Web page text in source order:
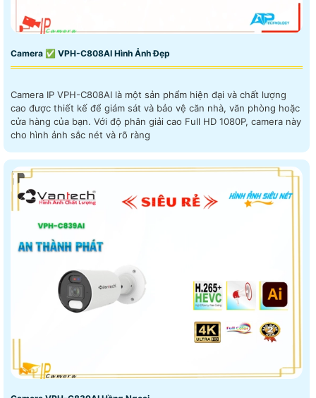
Camera ✅ VPH-C808AI Hình Ảnh Đẹp
Camera IP VPH-C808AI là một sản phẩm hiện đại và chất lượng
cao được thiết kế để giám sát và bảo vệ căn nhà, văn phòng hoặc
cửa hàng của bạn. Với độ phân giải cao Full HD 1080P, camera này
cho hình ảnh sắc nét và rõ ràng